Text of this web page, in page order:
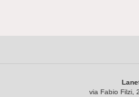
via Fabio Filzi,